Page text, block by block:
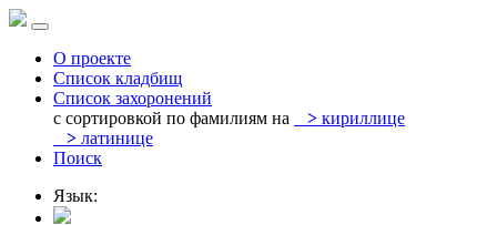
О проекте
Список кладбищ
Список захоронений
с сортировкой по фамилиям на
> кириллице
> латинице
Поиск
Язык: